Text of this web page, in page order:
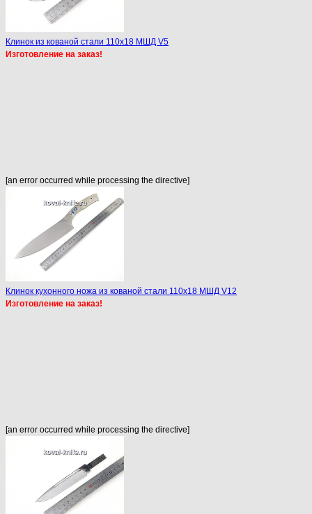
Клинок из кованой стали 110х18 МШД V5
Изготовление на заказ!
[an error occurred while processing the directive]
Клинок кухонного ножа из кованой стали 110х18 МШД V12
Изготовление на заказ!
[an error occurred while processing the directive]